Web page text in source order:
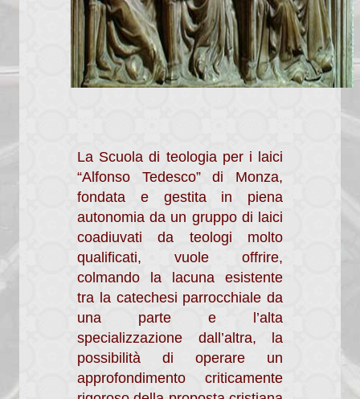
Mondo Economia
Documenti
Rassegna stampa
Pastorale Giovanile
Visita Pastorale 2016
Visita Pastorale 2009
Carta Comunione
Comunicazione Funerali
La Scuola di teologia per i laici
“Alfonso Tedesco” di Monza,
fondata e gestita in piena
autonomia da un gruppo di laici
coadiuvati da teologi molto
qualificati, vuole offrire,
colmando la lacuna esistente
tra la catechesi parrocchiale da
una parte e l’alta
specializzazione dall’altra, la
possibilità di operare un
approfondimento criticamente